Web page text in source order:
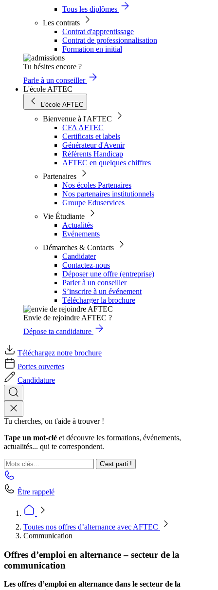
Tous les diplômes
Les contrats
Contrat d'apprentissage
Contrat de professionnalisation
Formation en initial
Tu hésites encore ?
Parle à un conseiller
L'école AFTEC
L'école AFTEC
Bienvenue à l'AFTEC
CFA AFTEC
Certificats et labels
Générateur d'Avenir
Référents Handicap
AFTEC en quelques chiffres
Partenaires
Nos écoles Partenaires
Nos partenaires institutionnels
Groupe Eduservices
Vie Étudiante
Actualités
Evénements
Démarches & Contacts
Candidater
Contactez-nous
Déposer une offre (entreprise)
Parler à un conseiller
S’inscrire à un événement
Télécharger la brochure
Envie de rejoindre AFTEC ?
Dépose ta candidature
Téléchargez notre brochure
Portes ouvertes
Candidature
Tu cherches, on t'aide à trouver !
Tape un mot-clé et découvre les formations, événements,
actualités... qui te correspondent.
C'est parti !
Être rappelé
Toutes nos offres d’alternance avec AFTEC
Communication
Offres d’emploi en alternance – secteur de la
communication
Les offres d’emploi en alternance dans le secteur de la